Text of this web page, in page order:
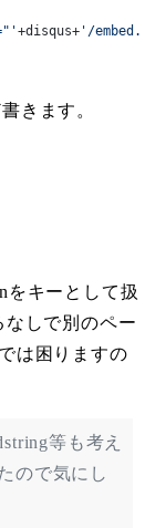
+disqus+ '/embed.js'
きます。
をキーとして扱
なしで別のペー
は困りますの
等も考え
ので気にし